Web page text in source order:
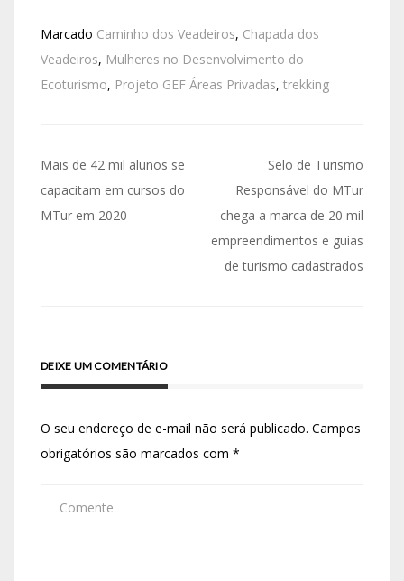
Marcado Caminho dos Veadeiros, Chapada dos
Veadeiros, Mulheres no Desenvolvimento do
Ecoturismo, Projeto GEF Áreas Privadas, trekking
Mais de 42 mil alunos se
capacitam em cursos do
MTur em 2020
Selo de Turismo
Responsável do MTur
chega a marca de 20 mil
empreendimentos e guias
de turismo cadastrados
DEIXE UM COMENTÁRIO
O seu endereço de e-mail não será publicado. Campos
obrigatórios são marcados com *